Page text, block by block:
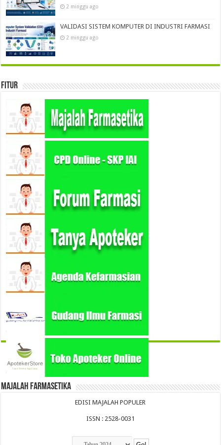
2 minggu ago
VALIDASI SISTEM KOMPUTER DI INDUSTRI FARMASI
2 minggu ago
Fitur
Majalah Farmasetika
EDISI MAJALAH POPULER
ISSN : 2528-0031